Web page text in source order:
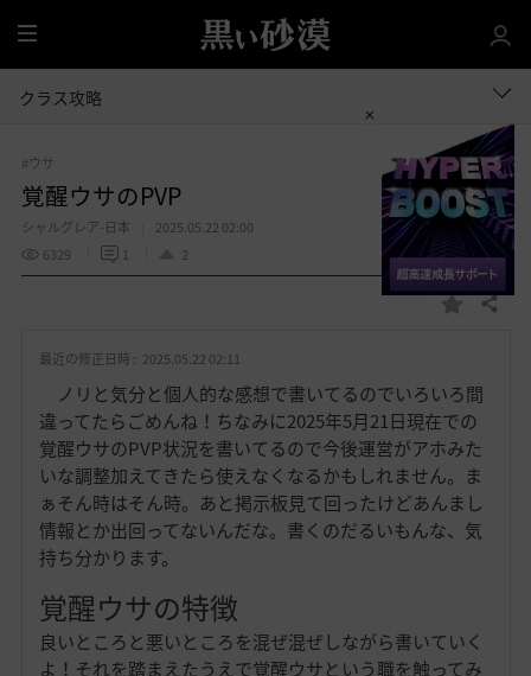
全
体
クラス攻略
#ウサ
覚醒ウサのPVP
シャルグレア-日本
2025.05.22 02:00
6329
1 2
お
入
り
共有する
最近の修正日時 : 2025.05.22 02:11
ノリと気分と個人的な感想で書いてるのでいろいろ間
違ってたらごめんね！ちなみに2025年5月21日現在での
覚醒ウサのPVP状況を書いてるので今後運営がアホみた
いな調整加えてきたら使えなくなるかもしれません。ま
ぁそん時はそん時。あと掲示板見て回ったけどあんまし
情報とか出回ってないんだな。書くのだるいもんな、気
持ち分かります。
覚醒ウサの特徴
良いところと悪いところを混ぜ混ぜしながら書いていく
よ！それを踏まえたうえで覚醒ウサという職を触ってみ